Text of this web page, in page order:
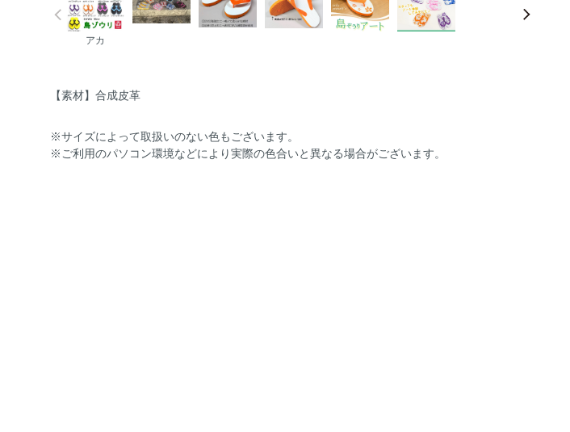
アカ
【素材】合成皮革
※サイズによって取扱いのない色もございます。
※ご利用のパソコン環境などにより実際の色合いと異なる場合がございます。